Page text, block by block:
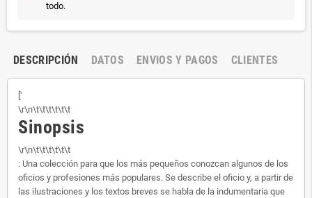
todo.
DESCRIPCIÓN DATOS ENVIOS Y PAGOS CLIENTES
['
\r\n\t\t\t\t\t\t
Sinopsis
\r\n\t\t\t\t\t\t
: Una colección para que los más pequeños conozcan algunos de los
oficios y profesiones más populares. Se describe el oficio y, a partir de
las ilustraciones y los textos breves se habla de la indumentaria que